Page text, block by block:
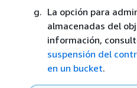
La opción para
almacenadas del
información,
suspensión del
en un bucket.